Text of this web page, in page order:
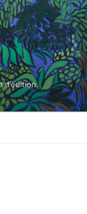
d'édition